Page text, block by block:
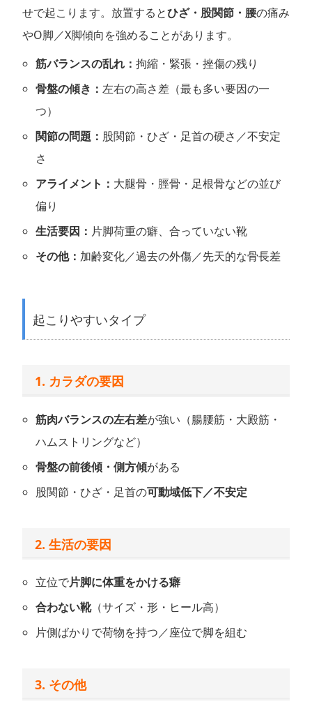
せで起こります。放置するとひざ・股関節・腰の痛み
やO脚／X脚傾向を強めることがあります。
筋バランスの乱れ：拘縮・緊張・挫傷の残り
骨盤の傾き：左右の高さ差（最も多い要因の一
つ）
関節の問題： 股関節・ひざ・足首の硬さ／不安定
さ
アライメント： 大腿骨・脛骨・足根骨などの並び
偏り
生活要因： 片脚荷重の癖、合っていない靴
その他： 加齢変化／過去の外傷／先天的な骨長差
起こりやすいタイプ
1. カラダの要因
筋肉バランスの左右差が強い（腸腰筋・大殿筋・
ハムストリングなど）
骨盤の前後傾・側方傾がある
股関節・ひざ・足首の可動域低下／不安定
2. 生活の要因
立位で片脚に体重をかける癖
合わない靴（サイズ・形・ヒール高）
片側ばかりで荷物を持つ／座位で脚を組む
3. その他